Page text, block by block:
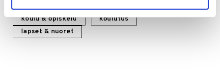
koulu & opiskelu
koulutus
lapset & nuoret